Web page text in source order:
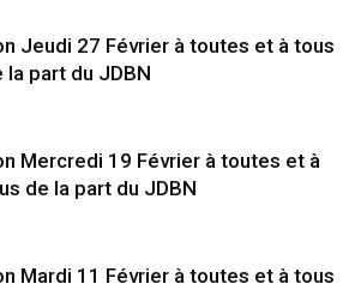
Jeudi 27 Février à toutes et à tous
la part du JDBN
Mercredi 19 Février à toutes et à
de la part du JDBN
Mardi 11 Février à toutes et à tous